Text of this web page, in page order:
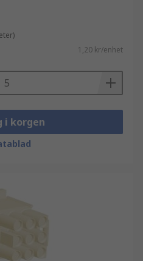
1,20 kr/enhet
i korgen